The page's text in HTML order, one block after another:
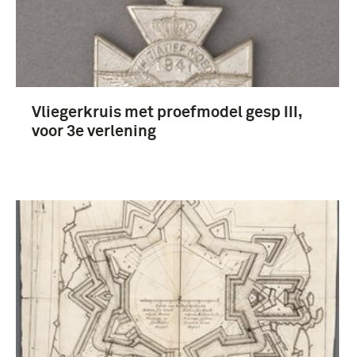
Vliegerkruis met proefmodel gesp III,
voor 3e verlening